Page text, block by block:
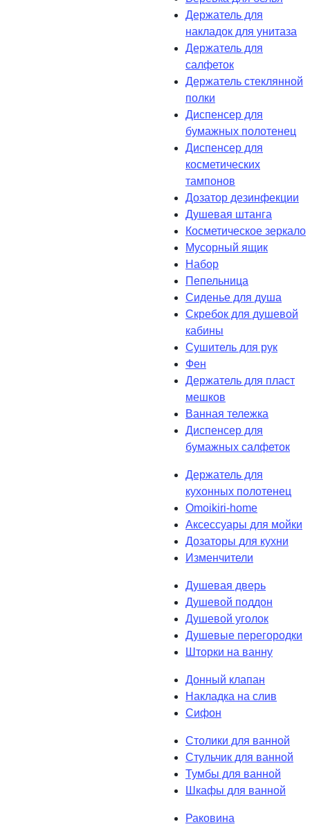
Держатель для
накладок для унитаза
Держатель для
салфеток
Держатель стеклянной
полки
Диспенсер для
бумажных полотенец
Диспенсер для
косметических
тампонов
Дозатор дезинфекции
Душевая штанга
Косметическое зеркало
Мусорный ящик
Набор
Пепельница
Сиденье для душа
Скребок для душевой
кабины
Сушитель для рук
Фен
Держатель для пласт
мешков
Ванная тележка
Диспенсер для
бумажных салфеток
Держатель для
кухонных полотенец
Omoikiri-home
Аксессуары для мойки
Дозаторы для кухни
Изменчители
Душевая дверь
Душевой поддон
Душевой уголок
Душевые перегородки
Шторки на ванну
Донный клапан
Накладка на слив
Сифон
Столики для ванной
Стульчик для ванной
Тумбы для ванной
Шкафы для ванной
Раковина